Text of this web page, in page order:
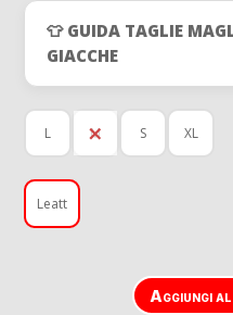
👕 GUIDA TAGLIE
GIACCHE
L M S XL
Leatt
Aggiungi